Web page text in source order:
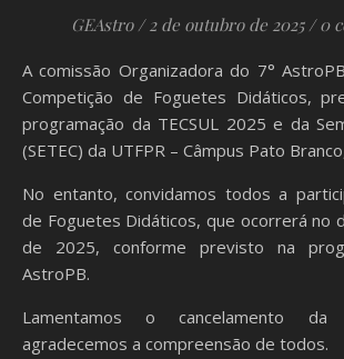
GEAstro / 2 de outubro de 2025 / 0
A comissão Organizadora do 7° AstroPB comunica que a
Competição de Foguetes Didáticos,
programação da TECSUL 2025 e da
(SETEC) da UTFPR – Câmpus Pato
No entanto, convidamos todos a
de Foguetes Didáticos, que ocorrerá no
de 2025, conforme previsto na
AstroPB.
Lamentamos o cancelamento da
agradecemos a compreensão de todos.